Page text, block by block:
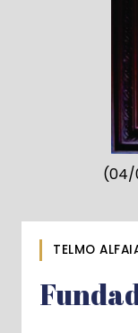
(04/
TELMO